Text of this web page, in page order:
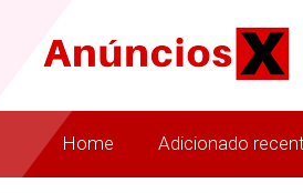
Home Adicionado